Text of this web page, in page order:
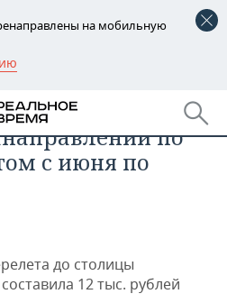
на мобильную
место в
по
с июня по
до столицы
12 тыс. рублей